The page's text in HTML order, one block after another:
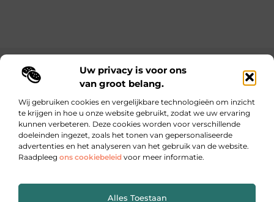
Uw privacy is voor ons
van groot belang.
Wij gebruiken cookies en vergelijkbare technologieën om inzicht
te krijgen in hoe u onze website gebruikt, zodat we uw ervaring
kunnen verbeteren. Deze cookies worden voor verschillende
doeleinden ingezet, zoals het tonen van gepersonaliseerde
advertenties en het analyseren van het gebruik van de website.
Raadpleeg ons cookiebeleid voor meer informatie.
Alles Toestaan
Main Links
Dagelijks inspiratie, inzichten en tips op lebestiaire.be
Waar kleine ideeën grote impact maken.